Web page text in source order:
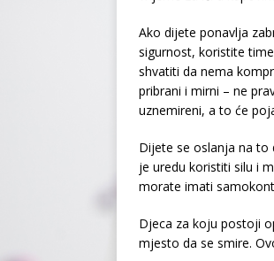
Ako dijete ponavlja
sigurnost, koristite
shvatiti da nema
pribrani i mirni – ne
uznemireni, a to će
Dijete se oslanja na to
je uredu koristiti silu i
morate imati
Djeca za koju postoji
mjesto da se smire.